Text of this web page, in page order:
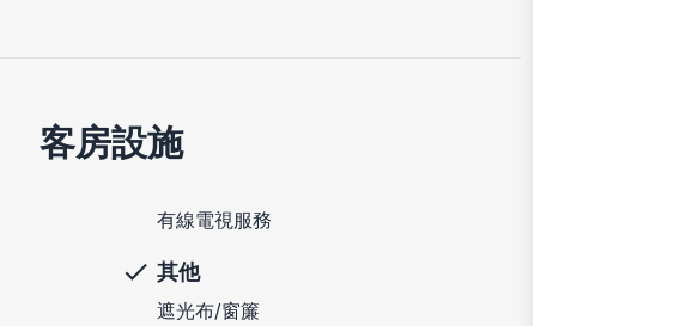
客房設施
有線電視服務
其他
遮光布/窗簾